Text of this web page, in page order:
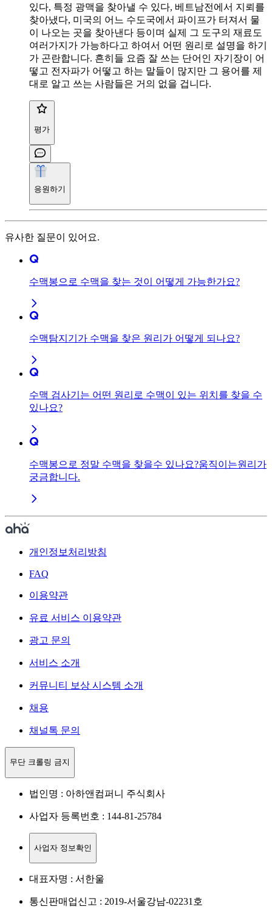
있다, 특정 광맥을 찾아낼 수 있다, 베트남전에서 지뢰를
찾아냈다, 미국의 어느 수도국에서 파이프가 터져서 물
이 나오는 곳을 찾아낸다 등이며 실제 그 도구의 재료도
여러가지가 가능하다고 하여서 어떤 원리로 설명을 하기
가 곤란합니다. 흔히들 요즘 잘 쓰는 단어인 자기장이 어
떻고 전자파가 어떻고 하는 말들이 많지만 그 용어를 제
대로 알고 쓰는 사람들은 거의 없을 겁니다.
평가
응원하기
유사한 질문이 있어요.
수맥봉으로 수맥을 찾는 것이 어떻게 가능한가요?
수맥탐지기가 수맥을 찾은 원리가 어떻게 되나요?
수맥 검사기는 어떤 원리로 수맥이 있는 위치를 찾을 수
있나요?
수맥봉으로 정말 수맥을 찾을수 있나요?움직이는원리가
궁금합니다.
개인정보처리방침
FAQ
이용약관
유료 서비스 이용약관
광고 문의
서비스 소개
커뮤니티 보상 시스템 소개
채용
채널톡 문의
무단 크롤링 금지
법인명 : 아하앤컴퍼니 주식회사
사업자 등록번호 : 144-81-25784
사업자 정보확인
대표자명 : 서한울
통신판매업신고 : 2019-서울강남-02231호